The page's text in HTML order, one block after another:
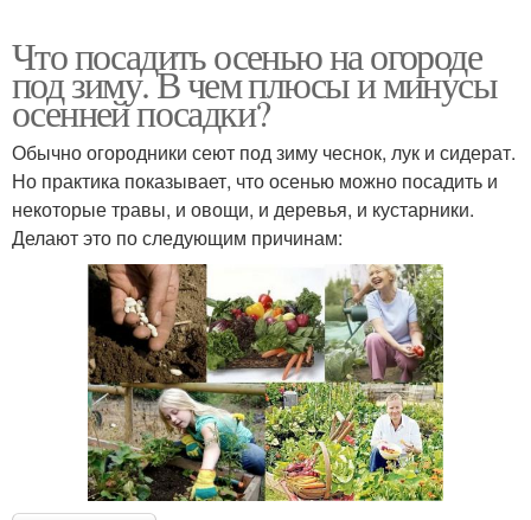
Что посадить осенью на огороде
под зиму. В чем плюсы и минусы
осенней посадки?
Обычно огородники сеют под зиму чеснок, лук и сидерат.
Но практика показывает, что осенью можно посадить и
некоторые травы, и овощи, и деревья, и кустарники.
Делают это по следующим причинам: